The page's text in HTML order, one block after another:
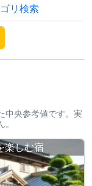
リ検索
中央参考値です。実
楽しむ宿